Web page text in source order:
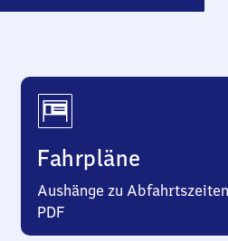
Fahrpläne
Aushänge zu
PDF